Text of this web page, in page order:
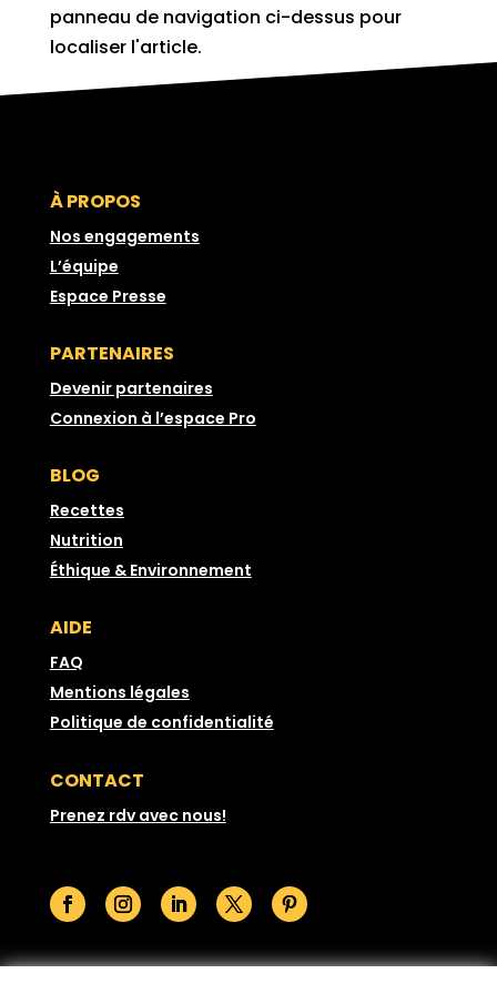
panneau de navigation ci-dessus pour
localiser l'article.
À PROPOS
Nos engagements
L’équipe
Espace Presse
PARTENAIRES
Devenir partenaires
Connexion à l’espace Pro
BLOG
Recettes
Nutrition
Éthique & Environnement
AIDE
FAQ
Mentions légales
Politique de confidentialité
CONTACT
Prenez rdv avec nous!